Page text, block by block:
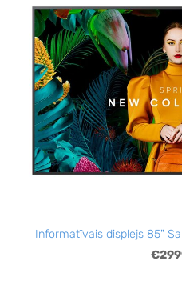
Informatīvais displejs 85"